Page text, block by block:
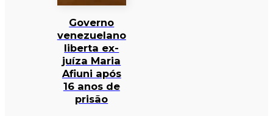
Governo
venezuelano
liberta ex-
juíza Maria
Afiuni após
16 anos de
prisão